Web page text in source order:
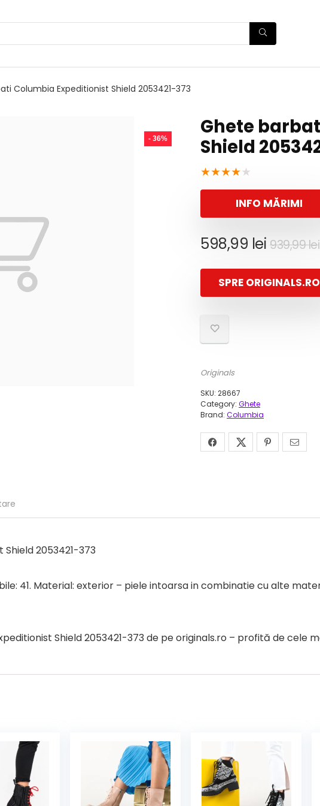
Columbia Expeditionist Shield 2053421-373
- 36%
Ghete
Shield
★★★★★
INFO MĂRIMI
939,99lei
a
598,99 lei
SPRE ORIGINALS.RO
Originals
SKU: 28667
Category: Ghete
Brand: Columbia
2053421-373
41. Material: exterior – piele intoarsa in combinatie cu alte
Shield 2053421-373 de pe originals.ro – profită de cele